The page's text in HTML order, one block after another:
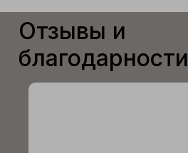
Отзывы и
благодарности